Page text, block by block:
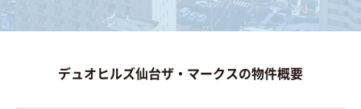
デュオヒルズ仙台ザ・マークスの物件概要